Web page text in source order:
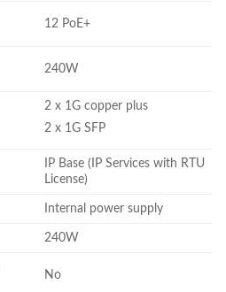
12 PoE+
240W
2 x 1G copper plus
2 x 1G SFP
IP Base (IP Services with RTU
License)
Internal power supply
240W
No